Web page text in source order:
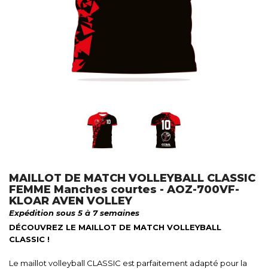
MAILLOT DE MATCH VOLLEYBALL CLASSIC
FEMME Manches courtes - AOZ-700VF-
KLOAR AVEN VOLLEY
Expédition sous 5 à 7 semaines
DÉCOUVREZ LE MAILLOT DE MATCH VOLLEYBALL
CLASSIC !
Le maillot volleyball CLASSIC est parfaitement adapté pour la